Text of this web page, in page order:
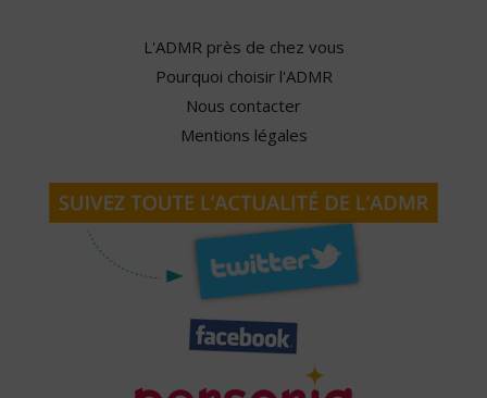
L'ADMR près de chez vous
Pourquoi choisir l'ADMR
Nous contacter
Mentions légales